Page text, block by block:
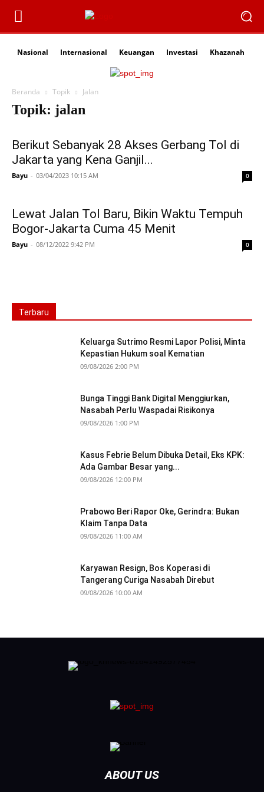
Nasional Internasional Keuangan Investasi Khazanah
Beranda Topik Jalan
Topik: jalan
Berikut Sebanyak 28 Akses Gerbang Tol di
Jakarta yang Kena Ganjil...
Bayu - 03/04/2023 10:15 AM 0
Lewat Jalan Tol Baru, Bikin Waktu Tempuh
Bogor-Jakarta Cuma 45 Menit
Bayu - 08/12/2022 9:42 PM 0
Terbaru
Keluarga Sutrimo Resmi Lapor Polisi, Minta
Kepastian Hukum soal Kematian
09/08/2026 2:00 PM
Bunga Tinggi Bank Digital Menggiurkan,
Nasabah Perlu Waspadai Risikonya
09/08/2026 1:00 PM
Kasus Febrie Belum Dibuka Detail, Eks KPK:
Ada Gambar Besar yang...
09/08/2026 12:00 PM
Prabowo Beri Rapor Oke, Gerindra: Bukan
Klaim Tanpa Data
09/08/2026 11:00 AM
Karyawan Resign, Bos Koperasi di
Tangerang Curiga Nasabah Direbut
09/08/2026 10:00 AM
ABOUT US